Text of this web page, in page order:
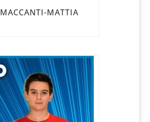
MACCANTI-MATTIA